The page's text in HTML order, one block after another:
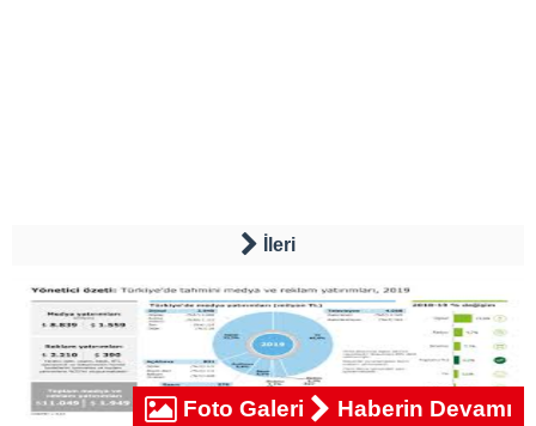
İleri
Foto Galeri Haberin Devamı